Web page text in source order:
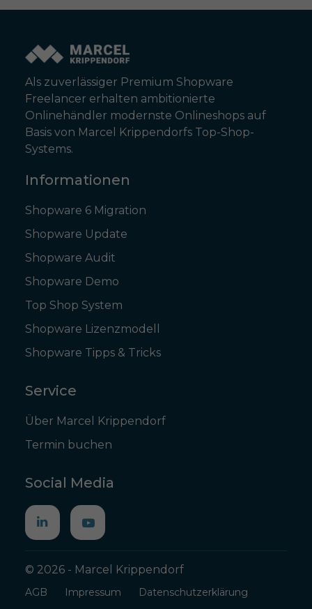
Als zuverlässiger Premium Shopware
Freelancer erhalten ambitionierte
Onlinehändler modernste Onlineshops auf
Basis von Marcel Krippendorfs Top-Shop-
Systems.
Informationen
Shopware 6 Migration
Shopware Update
Shopware Audit
Shopware Demo
Top Shop System
Shopware Lizenzmodell
Shopware Tipps & Tricks
Service
Über Marcel Krippendorf
Termin buchen
Social Media
© 2026 - Marcel Krippendorf
AGB Impressum Datenschutzerklärung